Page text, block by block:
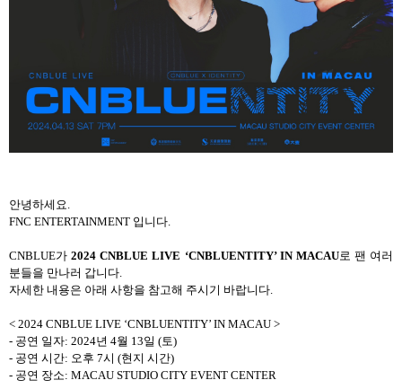
안녕하세요
FNC ENTERTAINMENT 입니다
CNBLUE가 2024 CNBLUE LIVE ‘CNBLUENTITY’ IN MACAU로 팬 여러
분들을 만나러 갑니다
자세한 내용은 아래 사항을 참고해 주시기 바랍니다
< 2024 CNBLUE LIVE ‘CNBLUENTITY’ IN MACAU >
- 공연 일자: 2024년 4월 13일 (토)
- 공연 시간: 오후 7시 (현지 시간)
- 공연 장소: MACAU STUDIO CITY EVENT CENTER